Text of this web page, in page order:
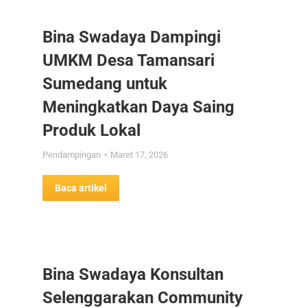
Bina Swadaya Dampingi
UMKM Desa Tamansari
Sumedang untuk
Meningkatkan Daya Saing
Produk Lokal
Pendampingan Maret 17, 2026
Baca artikel
Bina Swadaya Konsultan
Selenggarakan Community